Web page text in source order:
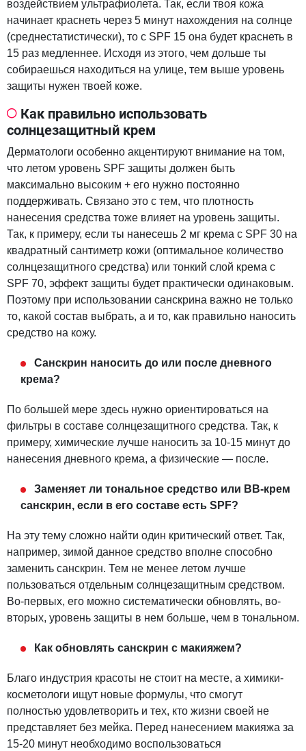
воздействием ультрафиолета. Так, если твоя кожа
начинает краснеть через 5 минут нахождения на солнце
(среднестатистически), то с SPF 15 она будет краснеть в
15 раз медленнее. Исходя из этого, чем дольше ты
собираешься находиться на улице, тем выше уровень
защиты нужен твоей коже.
Как правильно использовать
солнцезащитный крем
Дерматологи особенно акцентируют внимание на том,
что летом уровень SPF защиты должен быть
максимально высоким + его нужно постоянно
поддерживать. Связано это с тем, что плотность
нанесения средства тоже влияет на уровень защиты.
Так, к примеру, если ты нанесешь 2 мг крема с SPF 30 на
квадратный сантиметр кожи (оптимальное количество
солнцезащитного средства) или тонкий слой крема с
SPF 70, эффект защиты будет практически одинаковым.
Поэтому при использовании санскрина важно не только
то, какой состав выбрать, а и то, как правильно наносить
средство на кожу.
Санскрин наносить до или после дневного
крема?
По большей мере здесь нужно ориентироваться на
фильтры в составе солнцезащитного средства. Так, к
примеру, химические лучше наносить за 10-15 минут до
нанесения дневного крема, а физические — после.
Заменяет ли тональное средство или BB-крем
санскрин, если в его составе есть SPF?
На эту тему сложно найти один критический ответ. Так,
например, зимой данное средство вполне способно
заменить санскрин. Тем не менее летом лучше
пользоваться отдельным солнцезащитным средством.
Во-первых, его можно систематически обновлять, во-
вторых, уровень защиты в нем больше, чем в тональном.
Как обновлять санскрин с макияжем?
Благо индустрия красоты не стоит на месте, а химики-
косметологи ищут новые формулы, что смогут
полностью удовлетворить и тех, кто жизни своей не
представляет без мейка. Перед нанесением макияжа за
15-20 минут необходимо воспользоваться